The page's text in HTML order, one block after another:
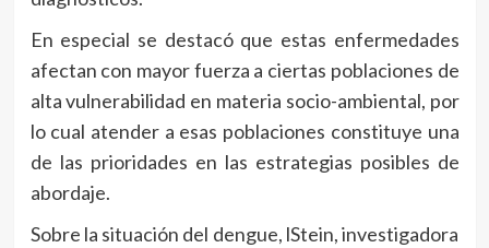
En especial se destacó que estas enfermedades
afectan con mayor fuerza a ciertas poblaciones de
alta vulnerabilidad en materia socio-ambiental, por
lo cual atender a esas poblaciones constituye una
de las prioridades en las estrategias posibles de
abordaje.
Sobre la situación del dengue, lStein, investigadora